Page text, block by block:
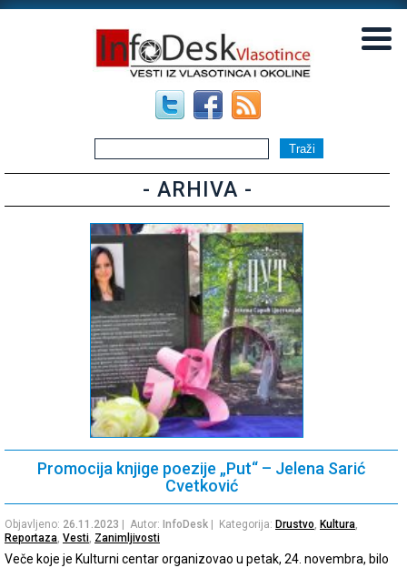
- ARHIVA -
Promocija knjige poezije „Put“ – Jelena Sarić
Cvetković
Objavljeno: 26.11.2023 | Autor: InfoDesk | Kategorija: Drustvo, Kultura,
Reportaza, Vesti, Zanimljivosti
Veče koje je Kulturni centar organizovao u petak, 24. novembra, bilo